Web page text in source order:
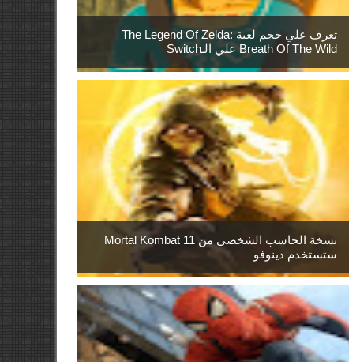
تعرف علي حجم لعبة The Legend Of Zelda:
Breath Of The Wild علي الـSwitch
نسخة الحاسب الشخصي من Mortal Kombat 11
ستستخدم دينوفو